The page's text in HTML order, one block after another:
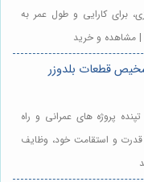
برای کارایی و طول عمر به
| مشاهده و خرید
قطعات بلدوزر
پروژه های عمرانی و راه
و استقامت خود، وظایف